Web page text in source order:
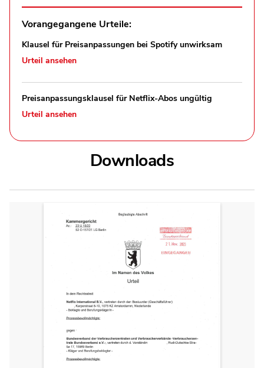
Vorangegangene Urteile:
Klausel für Preisanpassungen bei Spotify unwirksam
Urteil ansehen
Preisanpassungsklausel für Netflix-Abos ungültig
Urteil ansehen
Downloads